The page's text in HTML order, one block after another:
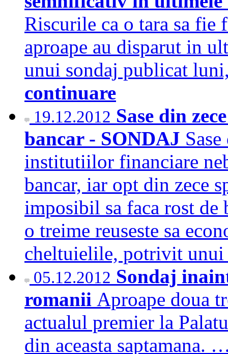
Riscurile ca o tara sa fie
aproape au disparut in
unui sondaj publicat
continuare
19.12.2012 Sase din
bancar - SONDAJ
institutiilor financiare
bancar, iar opt din zece
imposibil sa faca rost de
o treime reuseste sa
cheltuielile, potrivit
05.12.2012 Sondaj
romanii Aproape doua
actualul premier la
din aceasta saptamana.